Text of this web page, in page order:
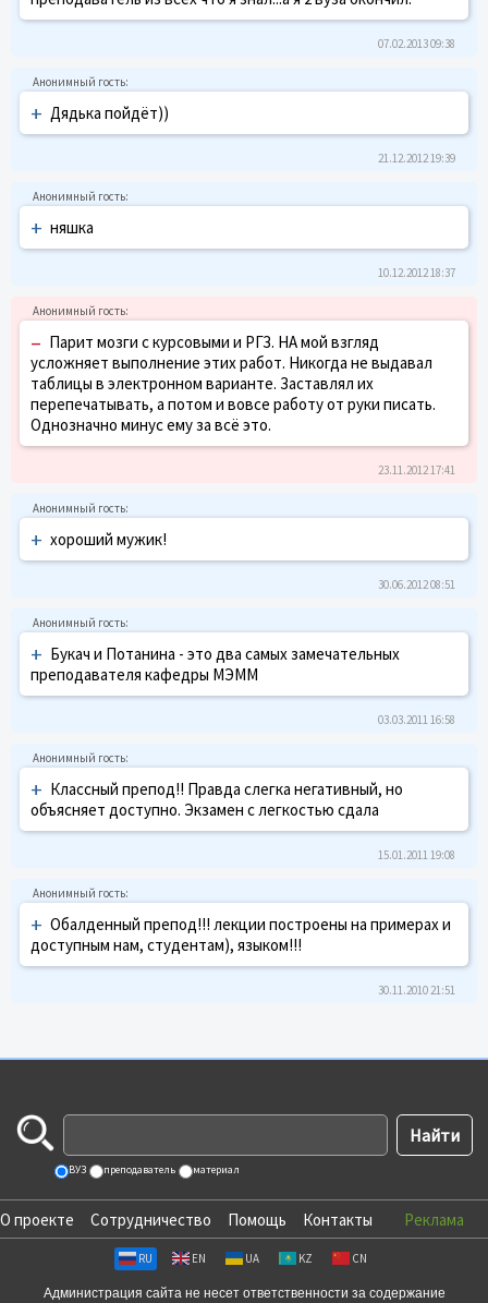
07.02.2013 09:38
+ Дядька пойдёт))
21.12.2012 19:39
+ няшка
10.12.2012 18:37
– Парит мозги с курсовыми и РГЗ. НА мой взгляд
усложняет выполнение этих работ. Никогда не выдавал
таблицы в электронном варианте. Заставлял их
перепечатывать, а потом и вовсе работу от руки писать.
Однозначно минус ему за всё это.
23.11.2012 17:41
+ хороший мужик!
30.06.2012 08:51
+ Букач и Потанина - это два самых замечательных
преподавателя кафедры МЭММ
03.03.2011 16:58
+ Классный препод!! Правда слегка негативный, но
объясняет доступно. Экзамен с легкостью сдала
15.01.2011 19:08
+ Обалденный препод!!! лекции построены на примерах и
доступным нам, студентам), языком!!!
30.11.2010 21:51
ВУЗ преподаватель материал
О проекте Сотрудничество Помощь Контакты Реклама
RU EN UA KZ CN
Администрация сайта не несет ответственности за содержание